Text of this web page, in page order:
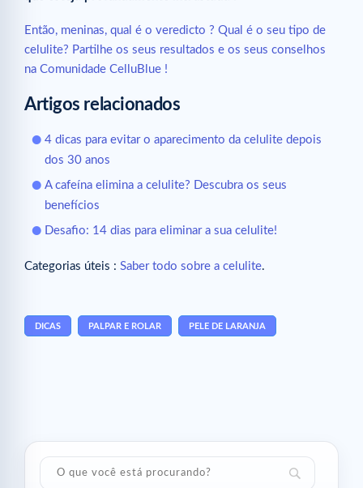
Então, meninas, qual é o veredicto ? Qual é o seu tipo de
celulite? Partilhe os seus resultados e os seus conselhos
na Comunidade CelluBlue !
Artigos relacionados
4 dicas para evitar o aparecimento da celulite depois
dos 30 anos
A cafeína elimina a celulite? Descubra os seus
benefícios
Desafio: 14 dias para eliminar a sua celulite!
Categorias úteis : Saber todo sobre a celulite.
DICAS PALPAR E ROLAR PELE DE LARANJA